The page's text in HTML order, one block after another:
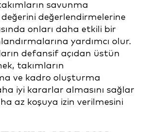
savunma
değerini değerlendirmelerine
onları daha etkili bir
yardımcı olur.
defansif açıdan üstün
takımların
ve kadro oluşturma
iyi kararlar almasını sağlar
az koşuya izin verilmesini